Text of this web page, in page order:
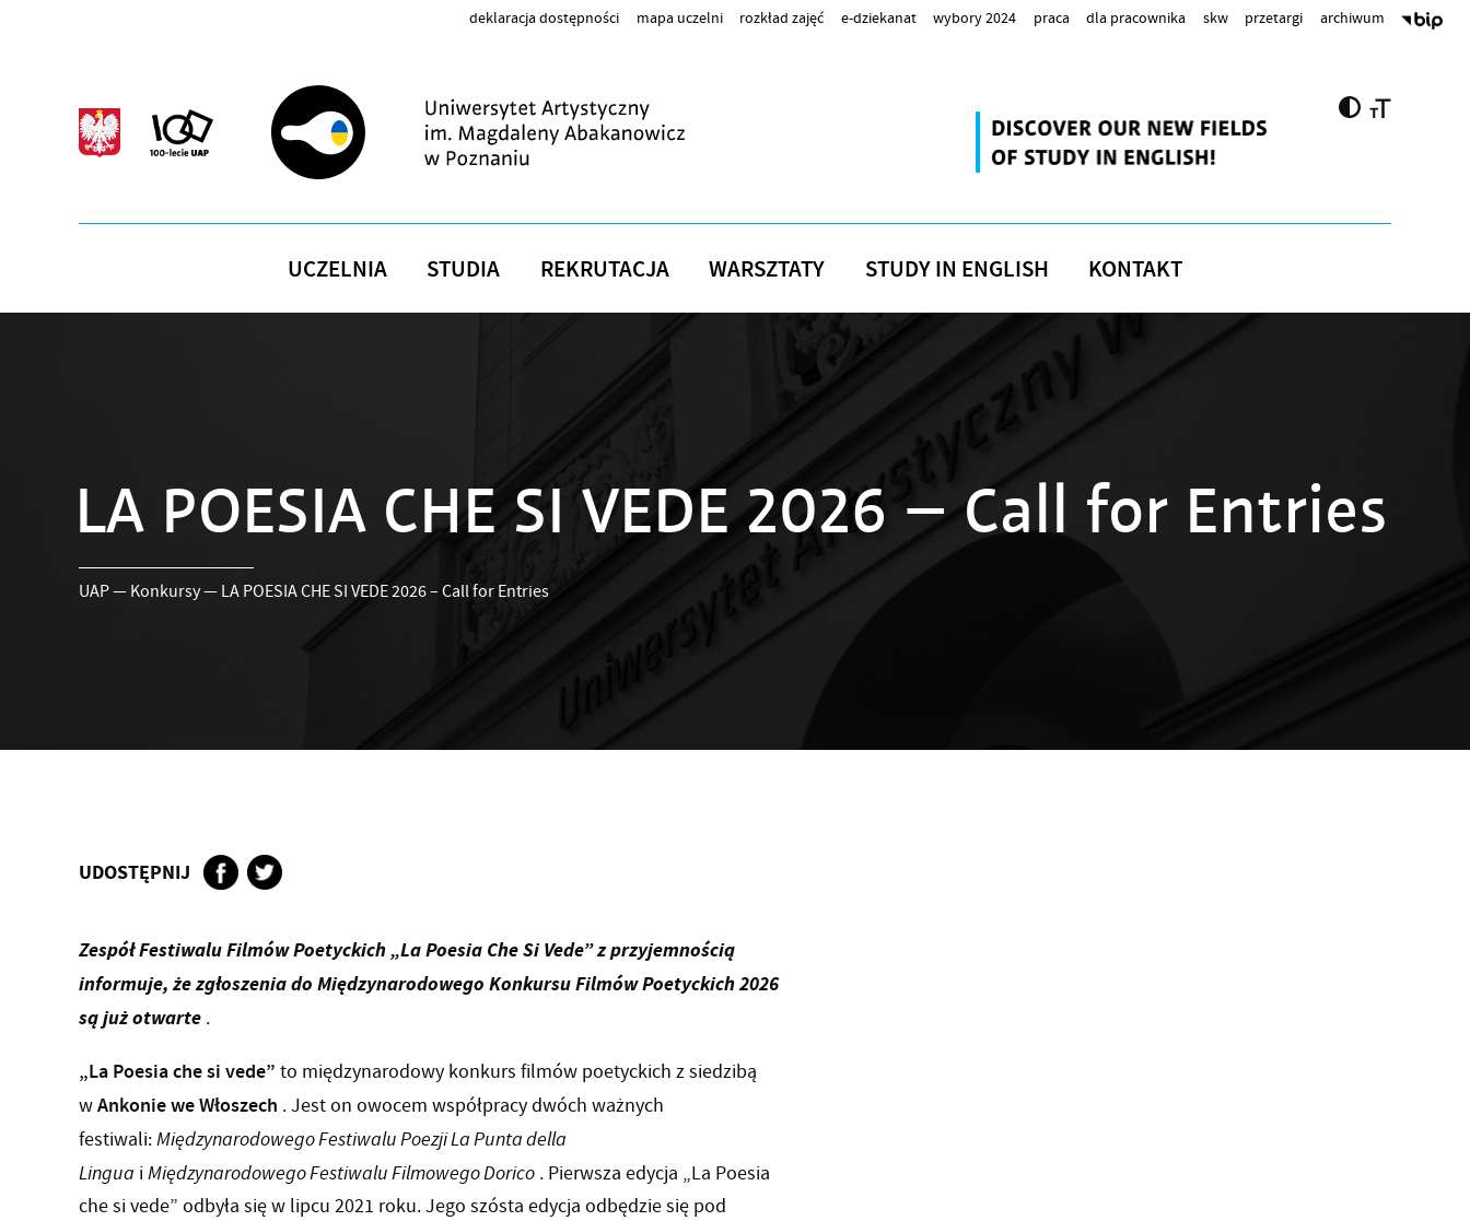
deklaracja dostępności mapa uczelni rozkład zajęć e-dziekanat wybory 2024 praca dla pracownika skw przetargi archiwum
UCZELNIA STUDIA REKRUTACJA WARSZTATY STUDY IN ENGLISH KONTAKT
LA POESIA CHE SI VEDE 2026 – Call for Entries
UAP— Konkursy— LA POESIA CHE SI VEDE 2026 – Call for Entries
UDOSTĘPNIJ
Zespół Festiwalu Filmów Poetyckich „La Poesia Che Si Vede” z przyjemnością
informuje, że zgłoszenia do Międzynarodowego Konkursu Filmów Poetyckich 2026
są już otwarte .
„La Poesia che si vede” to międzynarodowy konkurs filmów poetyckich z siedzibą
wAnkonie we Włoszech . Jest on owocem współpracy dwóch ważnych
festiwali:Międzynarodowego Festiwalu Poezji La Punta della
Lingua iMiędzynarodowego Festiwalu Filmowego Dorico . Pierwsza edycja „La Poesia
che si vede” odbyła się w lipcu 2021 roku. Jego szósta edycja odbędzie się pod